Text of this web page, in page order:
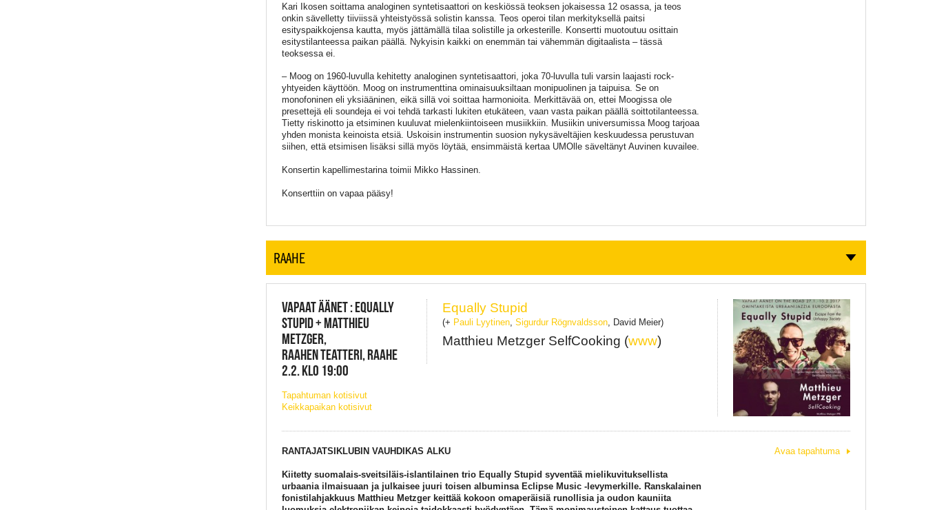
Kari Ikosen soittama analoginen syntetisaattori on keskiössä teoksen jokaisessa 12 osassa, ja teos
onkin sävelletty tiiviissä yhteistyössä solistin kanssa. Teos operoi tilan merkityksellä paitsi
esityspaikkojensa kautta, myös jättämällä tilaa solistille ja orkesterille. Konsertti muotoutuu osittain
esitystilanteessa paikan päällä. Nykyisin kaikki on enemmän tai vähemmän digitaalista – tässä
teoksessa ei.
– Moog on 1960-luvulla kehitetty analoginen syntetisaattori, joka 70-luvulla tuli varsin laajasti rock-
yhtyeiden käyttöön. Moog on instrumenttina ominaisuuksiltaan monipuolinen ja taipuisa. Se on
monofoninen eli yksiääninen, eikä sillä voi soittaa harmonioita. Merkittävää on, ettei Moogissa ole
presettejä eli soundeja ei voi tehdä tarkasti lukiten etukäteen, vaan vasta paikan päällä soittotilanteessa.
Tietty riskinotto ja etsiminen kuuluvat mielenkiintoiseen musiikkiin. Musiikin universumissa Moog tarjoaa
yhden monista keinoista etsiä. Uskoisin instrumentin suosion nykysäveltäjien keskuudessa perustuvan
siihen, että etsimisen lisäksi sillä myös löytää, ensimmäistä kertaa UMOlle säveltänyt Auvinen kuvailee.
Konsertin kapellimestarina toimii Mikko Hassinen.
Konserttiin on vapaa pääsy!
RAAHE
VAPAAT ÄÄNET : EQUALLY
STUPID + MATTHIEU
METZGER,
RAAHEN TEATTERI, RAAHE
2.2. KLO 19:00
Tapahtuman kotisivut
Keikkapaikan kotisivut
Equally Stupid
(+ Pauli Lyytinen ,Sigurdur Rögnvaldsson , David Meier)
Matthieu Metzger SelfCooking (www)
RANTAJATSIKLUBIN VAUHDIKAS ALKU
Kiitetty suomalais-sveitsiläis-islantilainen trio Equally Stupid syventää mielikuvituksellista
urbaania ilmaisuaan ja julkaisee juuri toisen albuminsa Eclipse Music -levymerkille. Ranskalainen
fonistilahjakkuus Matthieu Metzger keittää kokoon omaperäisiä runollisia ja oudon kauniita
Avaa tapahtuma